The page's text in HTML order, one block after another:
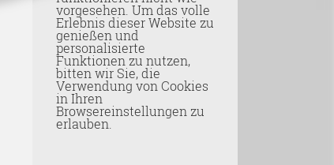
vorgesehen. Um das volle
Erlebnis dieser Website zu
genießen und
personalisierte
Funktionen zu nutzen,
bitten wir Sie, die
Verwendung von Cookies
in Ihren
Browsereinstellungen zu
erlauben.